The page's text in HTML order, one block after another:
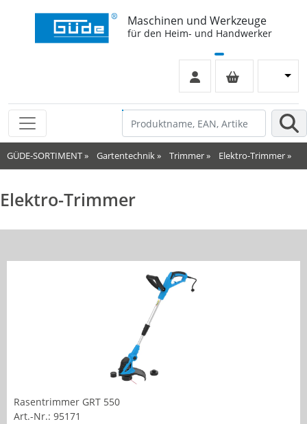
Maschinen und Werkzeuge
für den Heim- und Handwerker
GÜDE-SORTIMENT» Gartentechnik» Trimmer» Elektro-Trimmer»
Elektro-Trimmer
Rasentrimmer GRT 550
Art.-Nr.: 95171